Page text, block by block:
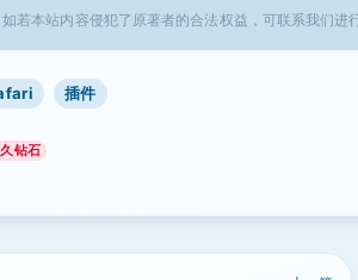
若本站内容侵犯了原著者的合法权益，可联系我们进
插件
钻石